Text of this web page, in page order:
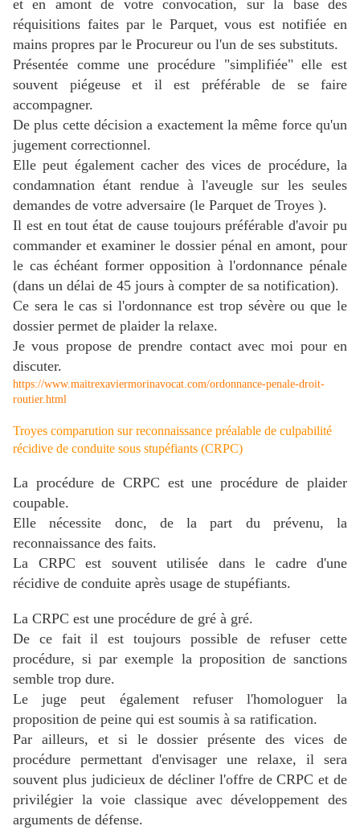
et en amont de votre convocation, sur la base des
réquisitions faites par le Parquet, vous est notifiée en
mains propres par le Procureur ou l'un de ses substituts.
Présentée comme une procédure "simplifiée" elle est
souvent piégeuse et il est préférable de se faire
accompagner.
De plus cette décision a exactement la même force qu'un
jugement correctionnel.
Elle peut également cacher des vices de procédure, la
condamnation étant rendue à l'aveugle sur les seules
demandes de votre adversaire (le Parquet de Troyes ).
Il est en tout état de cause toujours préférable d'avoir pu
commander et examiner le dossier pénal en amont, pour
le cas échéant former opposition à l'ordonnance pénale
(dans un délai de 45 jours à compter de sa notification).
Ce sera le cas si l'ordonnance est trop sévère ou que le
dossier permet de plaider la relaxe.
Je vous propose de prendre contact avec moi pour en
discuter.
https://www.maitrexaviermorinavocat.com/ordonnance-penale-droit-
routier.html
Troyes comparution sur reconnaissance préalable de culpabilité
récidive de conduite sous stupéfiants (CRPC)
La procédure de CRPC est une procédure de plaider
coupable.
Elle nécessite donc, de la part du prévenu, la
reconnaissance des faits.
La CRPC est souvent utilisée dans le cadre d'une
récidive de conduite après usage de stupéfiants.
La CRPC est une procédure de gré à gré.
De ce fait il est toujours possible de refuser cette
procédure, si par exemple la proposition de sanctions
semble trop dure.
Le juge peut également refuser l'homologuer la
proposition de peine qui est soumis à sa ratification.
Par ailleurs, et si le dossier présente des vices de
procédure permettant d'envisager une relaxe, il sera
souvent plus judicieux de décliner l'offre de CRPC et de
privilégier la voie classique avec développement des
arguments de défense.